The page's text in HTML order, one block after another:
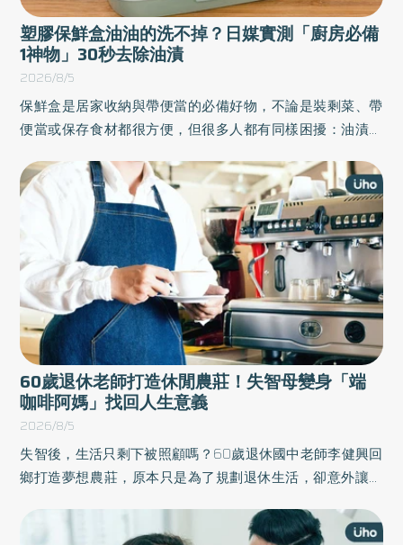
塑膠保鮮盒油油的洗不掉？日媒實測「廚房必備
1神物」30秒去除油漬
2026/8/5
保鮮盒是居家收納與帶便當的必備好物，不論是裝剩菜、帶
便當或保存食材都很方便，但很多人都有同樣困擾：油漬洗
比玻璃保鮮盒難清潔。《優活健康網》特摘此篇整理實用又
簡單的清潔技巧，油膩膩的塑膠保鮮盒輕鬆洗乾淨。
60歲退休老師打造休閒農莊！失智母變身「端
咖啡阿媽」找回人生意義
2026/8/5
失智後，生活只剩下被照顧嗎？60歲退休國中老師李健興回
鄉打造夢想農莊，原本只是為了規劃退休生活，卻意外讓這
入「社會處方箋」，作為結合社區與醫療資源、延伸失智照